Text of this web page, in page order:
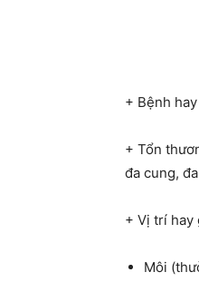
+ Bệnh
+ Tổn
đa cung,
+ Vị trí hay
Môi